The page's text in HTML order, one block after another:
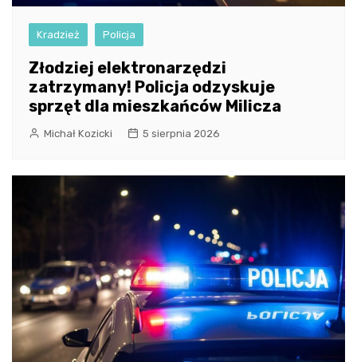
Kradzież Policja
Złodziej elektronarzędzi
zatrzymany! Policja odzyskuje
sprzęt dla mieszkańców Milicza
Michał Kozicki 5 sierpnia 2026